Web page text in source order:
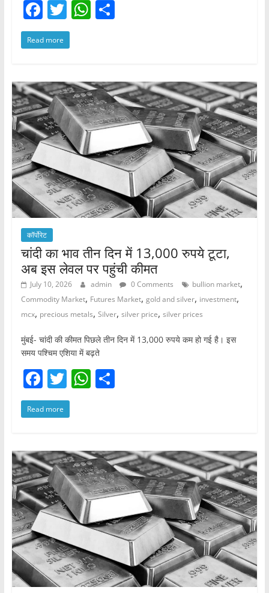
F
a
c
b
o
o
k
T
w
itt
W
A
p
p
S
Read more
कॉर्पोरेट
चांदी का भाव तीन दिन में 13,000 रुपये टूटा,
अब इस लेवल पर पहुंची कीमत
July 10, 2026 admin 0 Comments bullion market,
Commodity Market, Futures Market, gold and silver, investment,
mcx, precious metals, Silver, silver price, silver prices
मुंबई- चांदी की कीमत पिछले तीन दिन में 13,000 रुपये कम हो गई है। इस
समय पश्चिम एशिया में बढ़ते
F
a
c
b
o
o
k
T
w
itt
W
A
p
p
S
Read more